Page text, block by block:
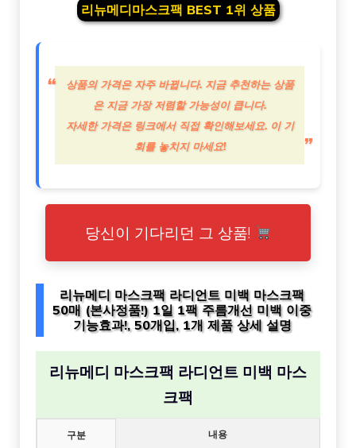
리뉴메디마스크팩 BEST 1위 상품
상품의 가격은 자주 바뀝니다. 지금 추천하는 상품
은 지금 가장 저렴할 가능성이 큽니다.
자세한 가격은 링크에서 직접 확인해보세요. 이 기
회를 놓치지 마세요!
당신이 기다리던 그 상품!
리뉴메디 마스크팩 라디언트 미백 마스크팩
50매 (본사정품!) 1일 1팩 주름개선 미백 이중
기능효과!, 50개입, 1개 제품 상세 설명
리뉴메디 마스크팩 라디언트 미백 마스
크팩
구분 내용